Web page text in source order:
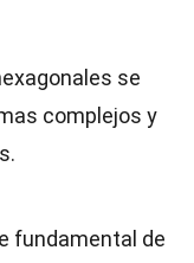
se
complejos y
fundamental de